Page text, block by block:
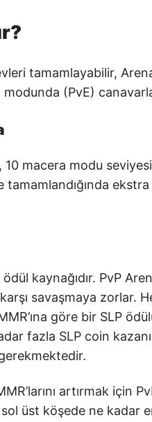
tamamlayabilir,
(PvE)
macera modu
kaynağıdır. PvP
savaşmaya zorlar.
göre bir SLP
fazla SLP coin
artırmak için
üst köşede ne kadar